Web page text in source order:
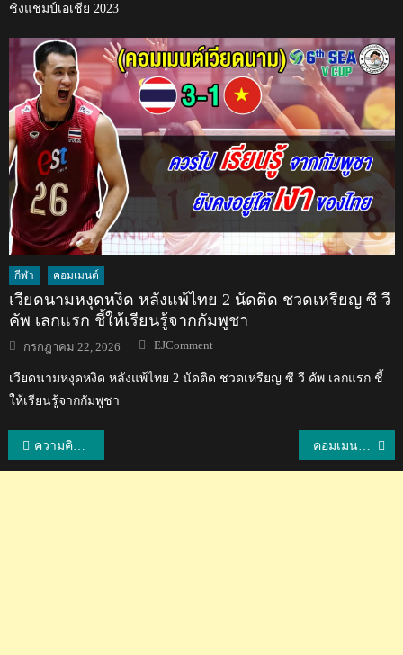
ชิงแชมป์เอเชีย 2023
กีฬา คอมเมนต์
เวียดนามหงุดหงิด หลังแพ้ไทย 2 นัดติด ชวดเหรียญ ซี วี
คัพ เลกแรก ชี้ให้เรียนรู้จากกัมพูชา
Posted
on
กรกฎาคม 22, 2026 Author
EJComment
เวียดนามหงุดหงิด หลังแพ้ไทย 2 นัดติด ชวดเหรียญ ซี วี คัพ เลกแรก ชี้
ให้เรียนรู้จากกัมพูชา
แนะแนว
ความคิดเห็นแฟนบอลสิงคโปร์หลังแพ้ทีมไทย 0-3 ศึก AFF Suzuki Cup 2018 คอมเมนต์แฟนบอลเมียนมาหลังไทยผ่านเข้ารอบรองฯ AFF Suzuki Cup 2018